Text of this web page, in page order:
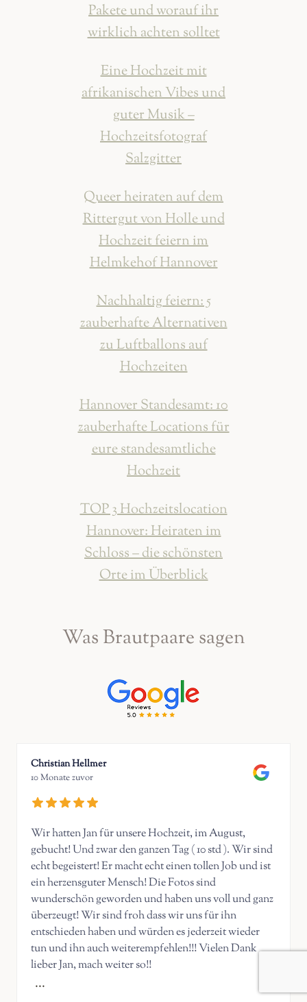
Pakete und worauf ihr
wirklich achten solltet
Eine Hochzeit mit
afrikanischen Vibes und
guter Musik –
Hochzeitsfotograf
Salzgitter
Queer heiraten auf dem
Rittergut von Holle und
Hochzeit feiern im
Helmkehof Hannover
Nachhaltig feiern: 5
zauberhafte Alternativen
zu Luftballons auf
Hochzeiten
Hannover Standesamt: 10
zauberhafte Locations für
eure standesamtliche
Hochzeit
TOP 3 Hochzeitslocation
Hannover: Heiraten im
Schloss – die schönsten
Orte im Überblick
Was Brautpaare sagen
Christian Hellmer
10 Monate zuvor
Wir hatten Jan für unsere Hochzeit, im August,
gebucht! Und zwar den ganzen Tag ( 10 std ). Wir sind
echt begeistert! Er macht echt einen tollen Job und ist
ein herzensguter Mensch! Die Fotos sind
wunderschön geworden und haben uns voll und ganz
überzeugt! Wir sind froh dass wir uns für ihn
entschieden haben und würden es jederzeit wieder
tun und ihn auch weiterempfehlen!!! Vielen Dank
lieber Jan, mach weiter so!!
...